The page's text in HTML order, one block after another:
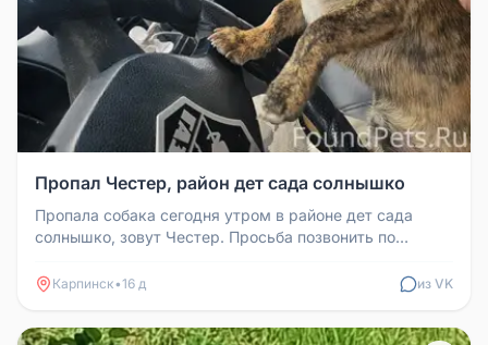
Пропал Честер, район дет сада солнышко
Пропала собака сегодня утром в районе дет сада
солнышко, зовут Честер. Просьба позвонить по
Карпинск•16 д из VK